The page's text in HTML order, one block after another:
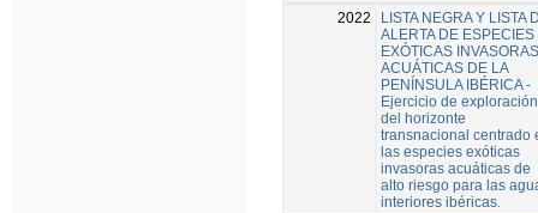
2022
LISTA NEGRA Y LISTA
ALERTA DE ESPECIES
EXÓTICAS INVASORAS
ACUÁTICAS DE LA
PENÍNSULA IBÉRICA -
Ejercicio de exploración
del horizonte
transnacional centrado
las especies exóticas
invasoras acuáticas de
alto riesgo para las
interiores ibéricas.